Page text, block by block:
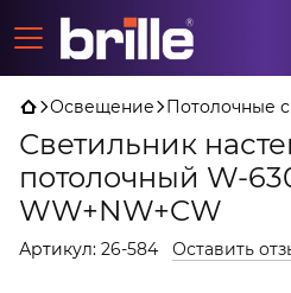
Освещение Потолочные
Светильник
потолочный W-
WW+NW+CW
Артикул: 26-584 Оставить